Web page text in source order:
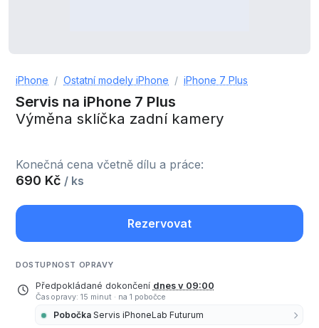
iPhone Ostatní modely iPhone iPhone 7 Plus
Servis na iPhone 7 Plus
Výměna sklíčka zadní kamery
Konečná cena včetně dílu a práce:
690 Kč / ks
Rezervovat
DOSTUPNOST OPRAVY
Předpokládané dokončení dnes v 09:00
Čas opravy: 15 minut · na 1 pobočce
Pobočka Servis iPhoneLab Futurum